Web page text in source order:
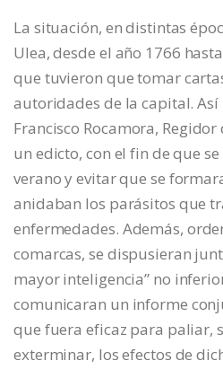
La situación, en distintas
Ulea, desde el año 1766
que tuvieron que tomar
autoridades de la capital. Así
Francisco Rocamora,
un edicto, con el fin de que
verano y evitar que se
anidaban los parásitos que
enfermedades. Además,
comarcas, se dispusieran
mayor inteligencia” no
comunicaran un informe
que fuera eficaz para paliar,
exterminar, los efectos de